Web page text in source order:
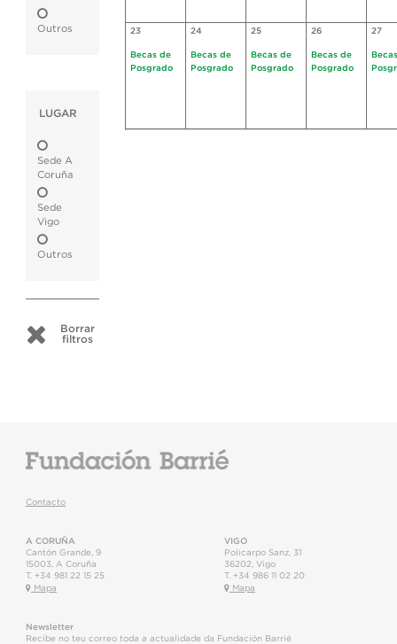
Outros
LUGAR
Sede A
Coruña
Sede
Vigo
Outros
Borrar
filtros
23
Becas de
Posgrado
24
Becas de
Posgrado
25
Becas de
Posgrado
26
Becas de
Posgrado
27
Contacto
A CORUÑA
Cantón Grande, 9
15003
A Coruña
T. +34 981 22 15 25
Mapa
VIGO
Policarpo Sanz, 31
36202 Vigo
T. +34 986 11 02 20
Mapa
Newsletter
Recibe no teu correo toda a actualidade da Fundación Barrié